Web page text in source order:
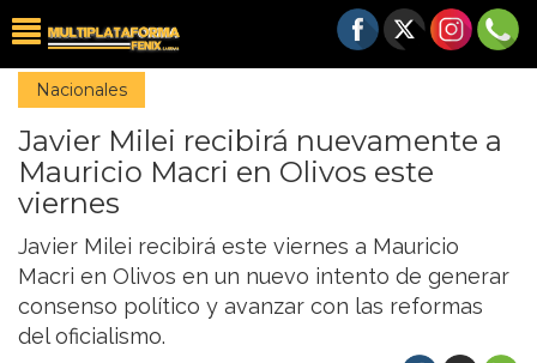
Nacionales
Javier Milei recibirá nuevamente a
Mauricio Macri en Olivos este
viernes
Javier Milei recibirá este viernes a Mauricio
Macri en Olivos en un nuevo intento de generar
consenso político y avanzar con las reformas
del oficialismo.